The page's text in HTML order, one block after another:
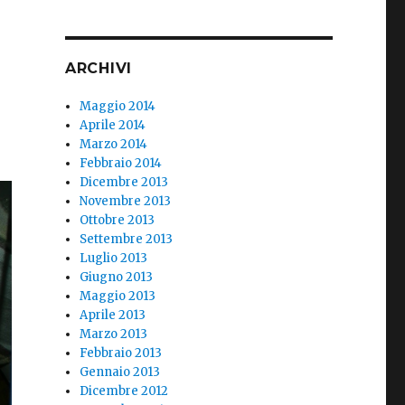
ARCHIVI
Maggio 2014
Aprile 2014
Marzo 2014
Febbraio 2014
Dicembre 2013
Novembre 2013
Ottobre 2013
Settembre 2013
Luglio 2013
Giugno 2013
Maggio 2013
Aprile 2013
Marzo 2013
Febbraio 2013
Gennaio 2013
Dicembre 2012